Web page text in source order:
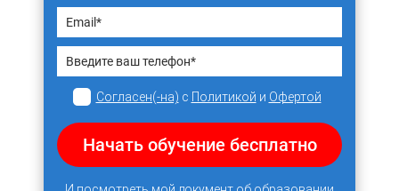
Согласен(-на) с Политикой и Офертой
Начать обучение бесплатно